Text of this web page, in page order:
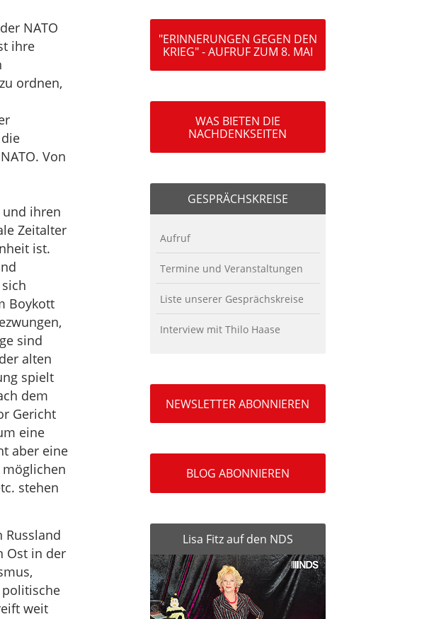
NATO
ihre
ordnen,
Von
und ihren
Zeitalter
ist.
Boykott
sind
alten
spielt
dem
Gericht
eine
aber eine
möglichen
stehen
Russland
Ost in der
weit
"ERINNERUNGEN GEGEN DEN
KRIEG" - AUFRUF ZUM 8. MAI
WAS BIETEN DIE
NACHDENKSEITEN
GESPRÄCHSKREISE
Aufruf
Termine und Veranstaltungen
Liste unserer Gesprächskreise
Interview mit Thilo Haase
NEWSLETTER ABONNIEREN
BLOG ABONNIEREN
Lisa Fitz auf den NDS